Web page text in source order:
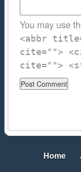
You may use
<abbr
cite="">
cite="">
Home
Home